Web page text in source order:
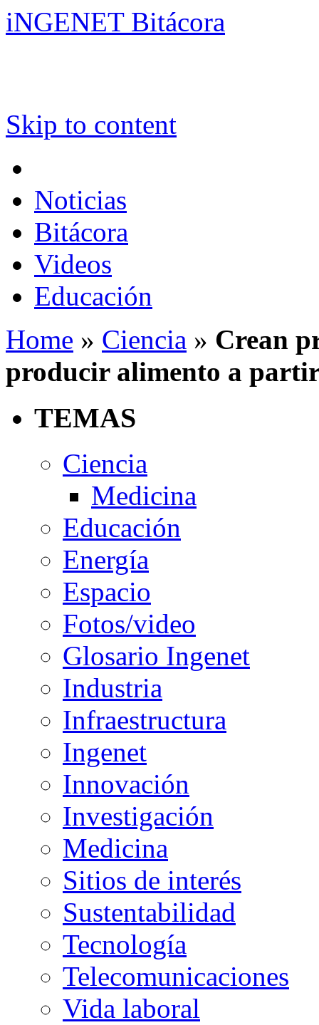
iNGENET Bitácora
Skip to content
Noticias
Bitácora
Videos
Educación
Home » Ciencia » Crean
producir alimento a
TEMAS
Ciencia
Medicina
Educación
Energía
Espacio
Fotos/video
Glosario Ingenet
Industria
Infraestructura
Ingenet
Innovación
Investigación
Medicina
Sitios de interés
Sustentabilidad
Tecnología
Telecomunicaciones
Vida laboral